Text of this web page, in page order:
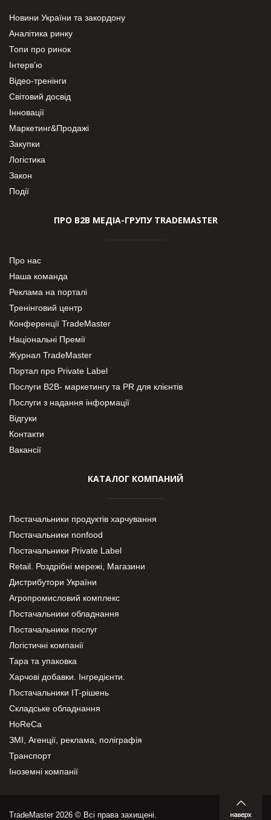
Новини України та закордону
Аналітика ринку
Топи про ринок
Інтерв’ю
Відео-тренінги
Світовий досвід
Інновації
Маркетинг&Продажі
Закупки
Логістика
Закон
Події
ПРО В2В МЕДІА-ГРУПУ TRADEMASTER
Про нас
Наша команда
Реклама на порталі
Тренінговий центр
Конференції TradeMaster
Національні Премії
Журнал TradeMaster
Портал про Private Label
Послуги В2В- маркетингу та PR для клієнтів
Послуги з надання інформації
Відгуки
Контакти
Вакансії
КАТАЛОГ КОМПАНИЙ
Постачальники продуктів харчування
Постачальники nonfood
Постачальники Private Label
Retail. Роздрібні мережі, Магазини
Дистрибутори України
Агропромисловий комплекс
Постачальники обладнання
Постачальники послуг
Логістичні компанії
Тара та упаковка
Харчові добавки. Інгредієнти.
Постачальники IT-рішень
Складське обладнання
HoReCa
ЗМІ, Агенції, реклама, поліграфія
Транспорт
Іноземні компанії
TradeMaster 2026 © Всі права захищені.